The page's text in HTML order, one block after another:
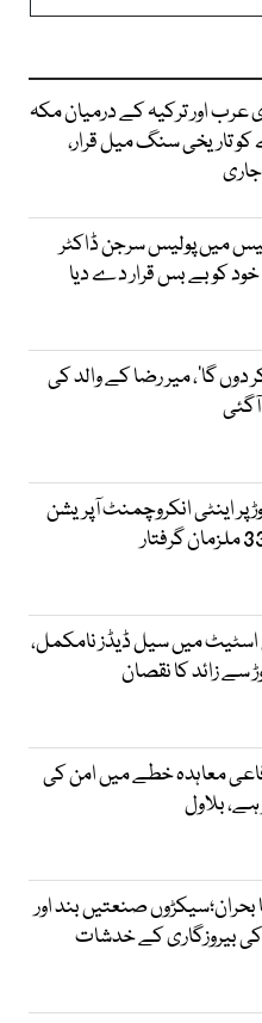
عرب اور ترکیہ کے درمیان مکہ
تاریخی سنگ میل قرار،
میں پولیس سرجن ڈاکٹر
کو بے بس قرار دے دیا
دوں گا‘، میر رضا کے والد کی
پر اینٹی انکروچمنٹ آپریشن
اسٹیٹ میں سیل ڈیڈز نامکمل،
معاہدہ خطے میں امن کی
بلاول
صنعتیں بند اور
کی بیروزگاری کے خدشات